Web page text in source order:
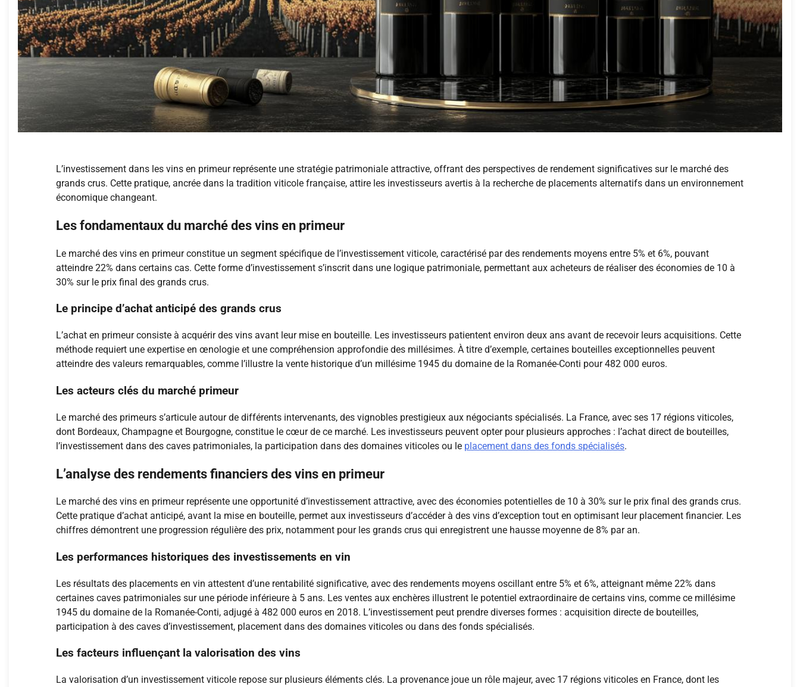
L’investissement dans les vins en primeur représente une stratégie patrimoniale attractive, offrant des perspectives de rendement significatives sur le marché des
grands crus. Cette pratique, ancrée dans la tradition viticole française, attire les investisseurs avertis à la recherche de placements alternatifs dans un environnement
économique changeant.
Les fondamentaux du marché des vins en primeur
Le marché des vins en primeur constitue un segment spécifique de l’investissement viticole, caractérisé par des rendements moyens entre 5% et 6%, pouvant
atteindre 22% dans certains cas. Cette forme d’investissement s’inscrit dans une logique patrimoniale, permettant aux acheteurs de réaliser des économies de 10 à
30% sur le prix final des grands crus.
Le principe d’achat anticipé des grands crus
L’achat en primeur consiste à acquérir des vins avant leur mise en bouteille. Les investisseurs patientent environ deux ans avant de recevoir leurs acquisitions. Cette
méthode requiert une expertise en œnologie et une compréhension approfondie des millésimes. À titre d’exemple, certaines bouteilles exceptionnelles peuvent
atteindre des valeurs remarquables, comme l’illustre la vente historique d’un millésime 1945 du domaine de la Romanée-Conti pour 482 000 euros.
Les acteurs clés du marché primeur
Le marché des primeurs s’articule autour de différents intervenants, des vignobles prestigieux aux négociants spécialisés. La France, avec ses 17 régions viticoles,
dont Bordeaux, Champagne et Bourgogne, constitue le cœur de ce marché. Les investisseurs peuvent opter pour plusieurs approches : l’achat direct de bouteilles,
l’investissement dans des caves patrimoniales, la participation dans des domaines viticoles ou le placement dans des fonds spécialisés.
L’analyse des rendements financiers des vins en primeur
Le marché des vins en primeur représente une opportunité d’investissement attractive, avec des économies potentielles de 10 à 30% sur le prix final des grands crus.
Cette pratique d’achat anticipé, avant la mise en bouteille, permet aux investisseurs d’accéder à des vins d’exception tout en optimisant leur placement financier. Les
chiffres démontrent une progression régulière des prix, notamment pour les grands crus qui enregistrent une hausse moyenne de 8% par an.
Les performances historiques des investissements en vin
Les résultats des placements en vin attestent d’une rentabilité significative, avec des rendements moyens oscillant entre 5% et 6%, atteignant même 22% dans
certaines caves patrimoniales sur une période inférieure à 5 ans. Les ventes aux enchères illustrent le potentiel extraordinaire de certains vins, comme ce millésime
1945 du domaine de la Romanée-Conti, adjugé à 482 000 euros en 2018. L’investissement peut prendre diverses formes : acquisition directe de bouteilles,
participation à des caves d’investissement, placement dans des domaines viticoles ou dans des fonds spécialisés.
Les facteurs influençant la valorisation des vins
La valorisation d’un investissement viticole repose sur plusieurs éléments clés. La provenance joue un rôle majeur, avec 17 régions viticoles en France, dont les